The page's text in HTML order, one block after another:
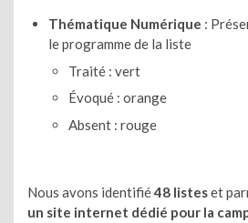
Thématique Numérique :
le programme de la liste
Traité : vert
Évoqué : orange
Absent : rouge
Nous avons identifié48 listeset
un site internet dédié pour la